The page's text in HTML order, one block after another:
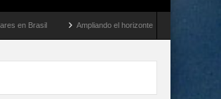
Ampliando el horizonte: Dentro del vuelo de desarrollo